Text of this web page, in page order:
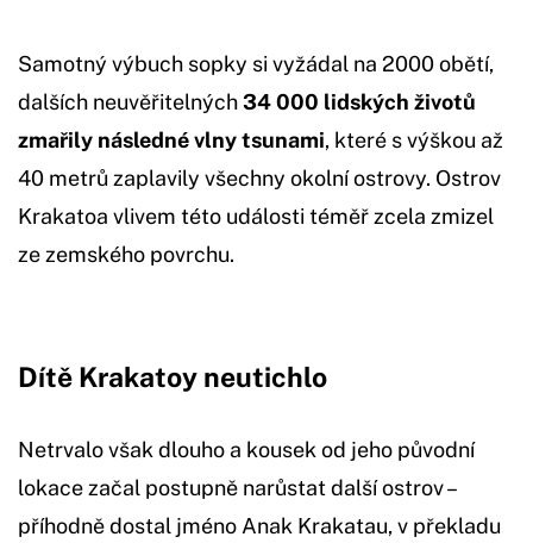
Samotný výbuch sopky si vyžádal na 2000 obětí,
dalších neuvěřitelných34 000 lidských životů
zmařily následné vlny tsunami, které s výškou až
40 metrů zaplavily všechny okolní ostrovy. Ostrov
Krakatoa vlivem této události téměř zcela zmizel
ze zemského povrchu.
Dítě Krakatoy neutichlo
Netrvalo však dlouho a kousek od jeho původní
lokace začal postupně narůstat další ostrov –
příhodně dostal jméno Anak Krakatau, v překladu